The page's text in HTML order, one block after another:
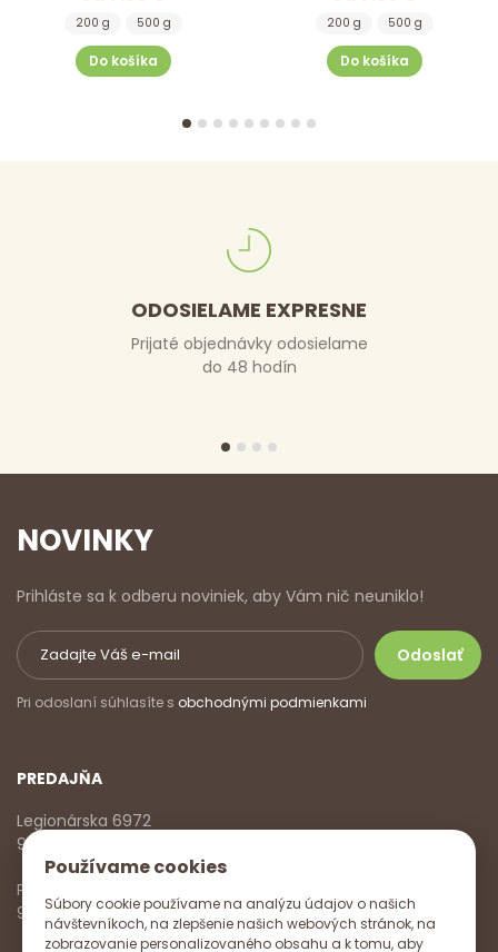
Používame cookies
Súbory cookie používame na analýzu údajov o našich
návštevníkoch, na zlepšenie našich webových stránok, na
zobrazovanie personalizovaného obsahu a k tomu, aby
200 g 500 g
Do košíka
200 g 500 g
Do košíka
ODOSIELAME EXPRESNE
Prijaté objednávky odosielame
do 48 hodín
NOVINKY
Prihláste sa k odberu noviniek, aby Vám nič neuniklo!
Pri odoslaní súhlasíte s obchodnými podmienkami
PREDAJŇA
Legionárska 6972
911 01 Trenčín
Pondelok - Piatok
9:00 - 17:00